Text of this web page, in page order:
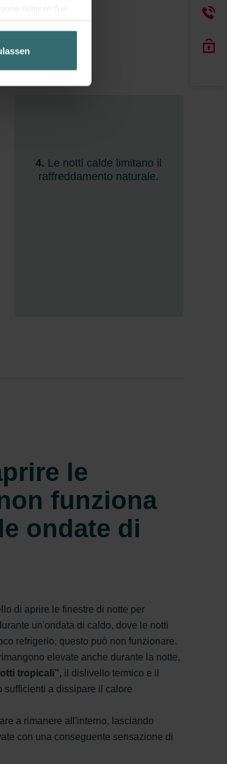
nehmen Sie
Informationen
Link in der
4. Le notti calde limitano il
raffreddamento naturale.
le
funziona
ondate di
di aprire le finestre di notte per
un'ondata di caldo, dove le notti
refrigerio, questo può non funzionare.
elevate anche durante la notte,
tropicali”, il dislivello termico e il
sufficienti a dissipare il calore
a rimanere all'interno, lasciando
con una conseguente sensazione di